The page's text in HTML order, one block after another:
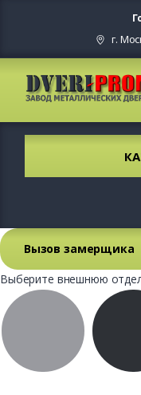
г.
Вызов замерщика
Выберите внешнюю